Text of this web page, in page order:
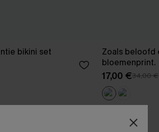
bikini set
Zoals beloofd een maxi-jurk met
bloemenprint.
17,00 €34,00 €